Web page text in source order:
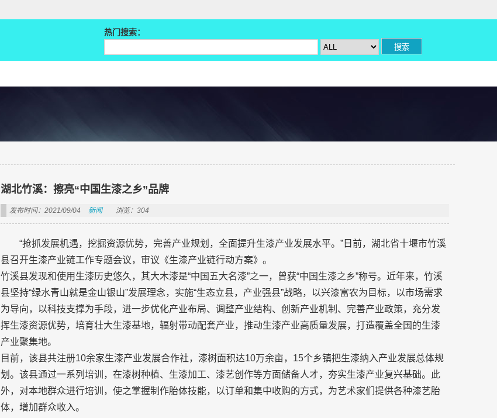
热门搜索：
湖北竹溪：擦亮“中国生漆之乡”品牌
发布时间：2021/09/04 新闻 浏览：304
“抢抓发展机遇，挖掘资源优势，完善产业规划，全面提升生漆产业发展水平。”日前，湖北省十堰市竹溪
县召开生漆产业链工作专题会议，审议《生漆产业链行动方案》。
竹溪县发现和使用生漆历史悠久，其大木漆是“中国五大名漆”之一，曾获“中国生漆之乡”称号。近年来，竹溪
县坚持“绿水青山就是金山银山”发展理念，实施“生态立县，产业强县”战略，以兴漆富农为目标，以市场需求
为导向，以科技支撑为手段，进一步优化产业布局、调整产业结构、创新产业机制、完善产业政策，充分发
挥生漆资源优势，培育壮大生漆基地，辐射带动配套产业，推动生漆产业高质量发展，打造覆盖全国的生漆
产业聚集地。
目前，该县共注册10余家生漆产业发展合作社，漆树面积达10万余亩，15个乡镇把生漆纳入产业发展总体规
划。该县通过一系列培训，在漆树种植、生漆加工、漆艺创作等方面储备人才，夯实生漆产业复兴基础。此
外，对本地群众进行培训，使之掌握制作胎体技能，以订单和集中收购的方式，为艺术家们提供各种漆艺胎
体，增加群众收入。